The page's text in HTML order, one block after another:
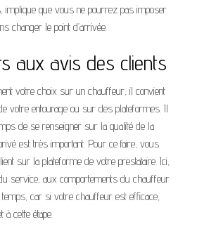
que vous ne pourrez pas imposer
changer le point d’arrivée.
aux avis des clients
votre choix sur un chauffeur, il convient
votre entourage ou sur des plateformes. Il
de se renseigner sur la qualité de la
est très important. Pour ce faire, vous
sur la plateforme de votre prestataire. Ici,
service, aux comportements du chauffeur
car si votre chauffeur est efficace,
cette étape.